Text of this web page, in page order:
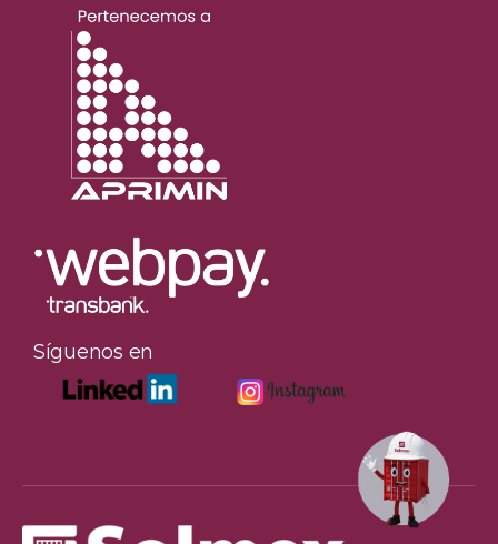
Síguenos en